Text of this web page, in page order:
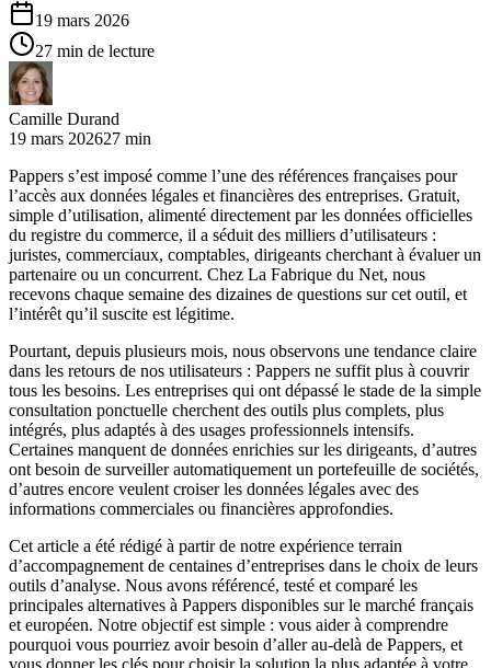
19 mars 2026
27 min de lecture
Camille Durand
19 mars 202627 min
Pappers s’est imposé comme l’une des références françaises pour
l’accès aux données légales et financières des entreprises. Gratuit,
simple d’utilisation, alimenté directement par les données officielles
du registre du commerce, il a séduit des milliers d’utilisateurs :
juristes, commerciaux, comptables, dirigeants cherchant à évaluer un
partenaire ou un concurrent. Chez La Fabrique du Net, nous
recevons chaque semaine des dizaines de questions sur cet outil, et
l’intérêt qu’il suscite est légitime.
Pourtant, depuis plusieurs mois, nous observons une tendance claire
dans les retours de nos utilisateurs : Pappers ne suffit plus à couvrir
tous les besoins. Les entreprises qui ont dépassé le stade de la simple
consultation ponctuelle cherchent des outils plus complets, plus
intégrés, plus adaptés à des usages professionnels intensifs.
Certaines manquent de données enrichies sur les dirigeants, d’autres
ont besoin de surveiller automatiquement un portefeuille de sociétés,
d’autres encore veulent croiser les données légales avec des
informations commerciales ou financières approfondies.
Cet article a été rédigé à partir de notre expérience terrain
d’accompagnement de centaines d’entreprises dans le choix de leurs
outils d’analyse. Nous avons référencé, testé et comparé les
principales alternatives à Pappers disponibles sur le marché français
et européen. Notre objectif est simple : vous aider à comprendre
pourquoi vous pourriez avoir besoin d’aller au-delà de Pappers, et
vous donner les clés pour choisir la solution la plus adaptée à votre